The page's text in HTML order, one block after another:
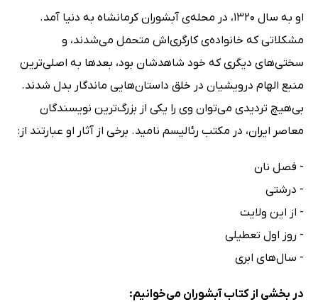
او به سال 1320، در محله‌ی آبشوران کرمانشاه به دنیا آمد.
مشکلاتی که خانواده‌ی کارگری‌اش متحمل می‌شدند، و
سختی‌های دیگری که خود شاهدشان بود، بعدها به اصلی‌ترین
منبع الهام درویشیان در خلق داستان‌هایی ماندگار بدل شدند.
بی‌هیچ تردیدی می‌توان وی را یکی از بزرگ‌ترین نویسندگان
معاصر ایران، در مکتب رئالیسم نامید. برخی از آثار او عبارتند از:
- فصل نان
- درشتی
- از این ولایت
- روز اول تعطیلی
- سال‌های ابری
در بخشی از کتاب آبشوران می‌خوانیم: